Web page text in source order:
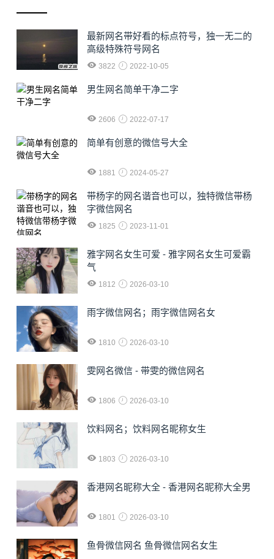
最新网名带好看的标点符号，独一无二的
高级特殊符号网名
3822 2022-10-05
男生网名简单干净二字
2606 2022-07-17
简单有创意的微信号大全
1881 2024-05-27
​带杨字的网名谐音也可以，独特微信带杨
字微信网名
1825 2023-11-01
雅字网名女生可爱 - 雅字网名女生可爱霸
气
1812 2026-03-10
雨字微信网名；雨字微信网名女
1810 2026-03-10
雯网名微信 - 带雯的微信网名
1806 2026-03-10
饮料网名；饮料网名昵称女生
1803 2026-03-10
香港网名昵称大全 - 香港网名昵称大全男
1801 2026-03-10
鱼骨微信网名 鱼骨微信网名女生